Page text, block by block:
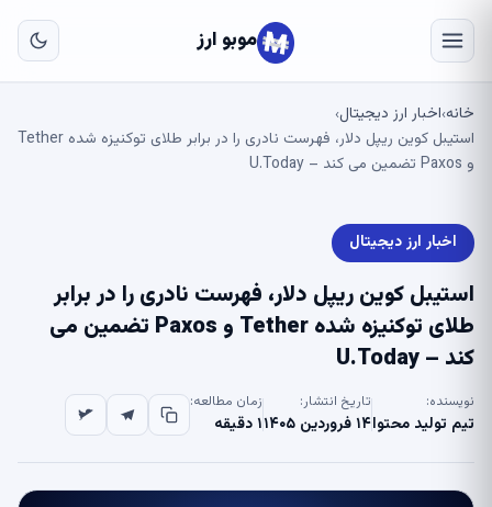
موبو ارز
خانه›اخبار ارز دیجیتال›
استیبل کوین ریپل دلار، فهرست نادری را در برابر طلای توکنیزه شده Tether
و Paxos تضمین می کند – U.Today
اخبار ارز دیجیتال
استیبل کوین ریپل دلار، فهرست نادری را در برابر
طلای توکنیزه شده Tether و Paxos تضمین می
کند – U.Today
نویسنده:
تیم تولید محتوا
تاریخ انتشار:
۱۴ فروردین ۱۴۰۵
زمان مطالعه:
۱ دقیقه